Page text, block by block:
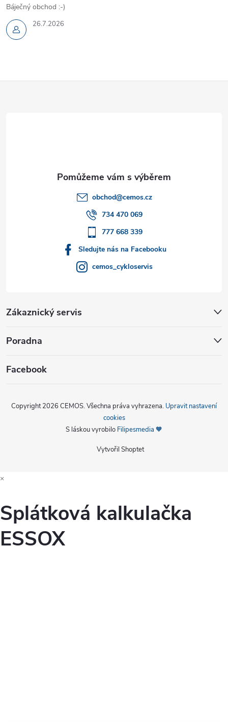
26.7.2026
Báječný obchod :-)
obchod@cemos.cz
734 470 069
777 668 339
Sledujte nás na Facebooku
cemos_cykloservis
Zákaznický servis
Poradna
Facebook
Vytvořil Shoptet
Copyright 2026 CEMOS. Všechna práva vyhrazena. Upravit nastavení
cookies
S láskou vyrobilo Filipesmedia 🧡
×
Splátková kalkulačka
ESSOX